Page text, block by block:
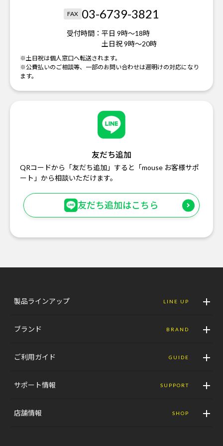
FAX 03-6739-3821
受付時間： 平日 9時～18時
土日祝 9時～20時
※土日祝は個人窓口へ転送されます。
※公費払いのご相談等、一部のお問い合わせは週明けの対応になり
ます。
友だち追加
QRコードから「友だち追加」すると「mouse お客様サポ
ート」から相談いただけます。
友だち追加はこちら
製品ラインアップ LINE UP
ブランド BRAND
ご利用ガイド GUIDE
サポート情報 SUPPORT
店舗情報 SHOP